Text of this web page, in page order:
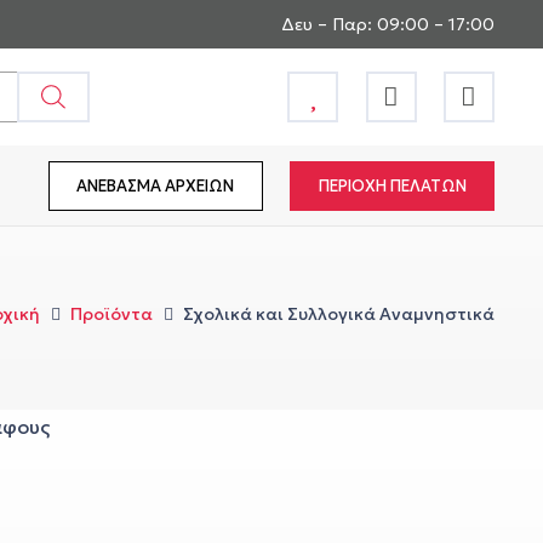
Δευ – Παρ: 09:00 – 17:00
ΑΝΕΒΑΣΜΑ ΑΡΧΕΙΩΝ ΠΕΡΙΟΧΗ ΠΕΛΑΤΩΝ
Προϊόντα Σχολικά και Συλλογικά Αναμνηστικά